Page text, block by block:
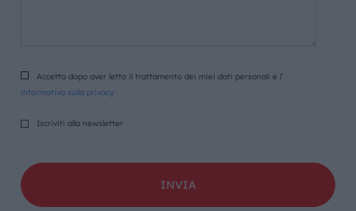
Accetto dopo aver letto il trattamento dei miei dati personali e l’
informativa sulla privacy
Iscriviti alla newsletter